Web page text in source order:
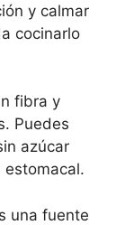
y calmar
cocinarlo
fibra y
Puedes
azúcar
estomacal.
una fuente